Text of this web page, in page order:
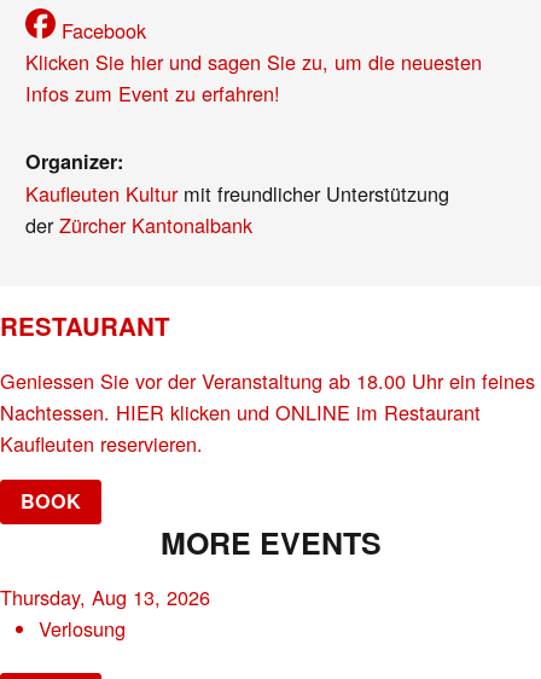
Facebook
Klicken Sie hier und sagen Sie zu, um die neuesten
Infos zum Event zu erfahren!
Organizer:
Kaufleuten Kulturmit freundlicher Unterstützung
derZürcher Kantonalbank
RESTAURANT
Geniessen Sie vor der Veranstaltung ab 18.00 Uhr ein feines
Nachtessen. HIER klicken und ONLINE im Restaurant
Kaufleuten reservieren.
BOOK
MORE EVENTS
Thursday, Aug 13, 2026
Verlosung